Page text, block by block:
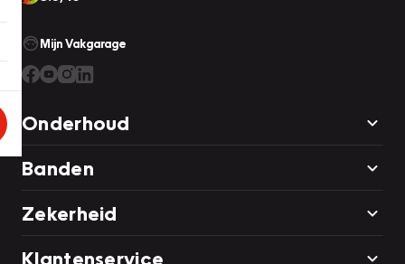
Mijn Vakgarage
Onderhoud
Banden
Zekerheid
Klantenservice